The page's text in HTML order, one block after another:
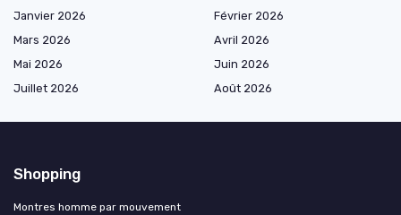
Janvier 2026
Février 2026
Mars 2026
Avril 2026
Mai 2026
Juin 2026
Juillet 2026
Août 2026
Shopping
Montres homme par mouvement